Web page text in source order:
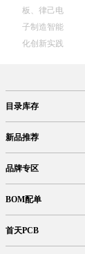
板、律己电
子制造智能
化创新实践
目录库存
新品推荐
品牌专区
BOM配单
首天PCB